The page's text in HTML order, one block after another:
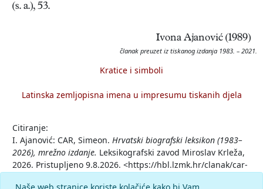
(s. a.), 53.
Ivona Ajanović (1989)
članak preuzet iz tiskanog izdanja 1983. – 2021.
Kratice i simboli
Latinska zemljopisna imena u impresumu tiskanih djela
Citiranje:
I. Ajanović: CAR, Simeon. Hrvatski biografski leksikon (1983–
2026), mrežno izdanje. Leksikografski zavod Miroslav Krleža,
2026. Pristupljeno 9.8.2026. <https://hbl.lzmk.hr/clanak/car-
Naše web stranice koriste kolačiće kako bi Vam